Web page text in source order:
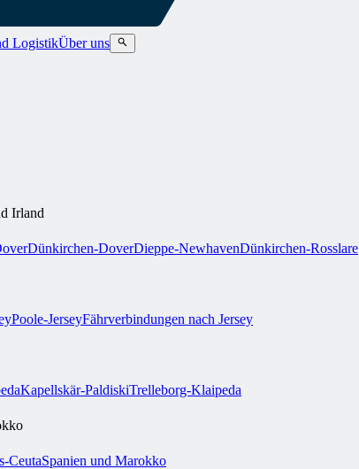
LogistikÜber uns
Irland
Dünkirchen-DoverDieppe-NewhavenDünkirchen-Rosslare
Poole-JerseyFährverbindungen nach Jersey
Kapellskär-PaldiskiTrelleborg-Klaipeda
CeutaSpanien und Marokko